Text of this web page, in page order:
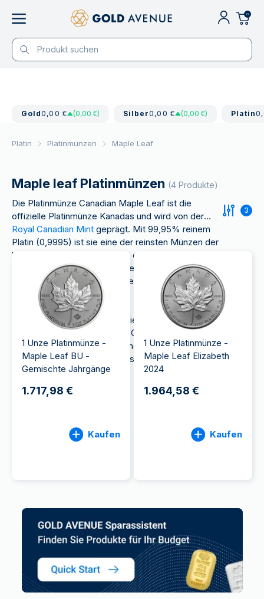
0
Gold0,00 € (0,00 €) Silber0,00 € (0,00 €) Platin
Platin Platinmünzen Maple Leaf
Maple leaf Platinmünzen (4 Produkte)
Die Platinmünze Canadian Maple Leaf ist die
offizielle Platinmünze Kanadas und wird von der
Royal Canadian Mint geprägt. Mit 99,95% reinem
Platin (0,9995) ist sie eine der reinsten Münzen der
Welt. Bis 2009 wurden neben der Ein-Unzen-
Platinmünze auch Kleinauflagen produziert.
Letztere ist die einzige, die heute noch produziert
Auf unserer Website finden Sie nur die1-Unzen-
Platinmünze Maple Leaf (31,1 Gramm). 1/10 Unzen
Platinmünzen (3,11 Gramm) sind erhältlich, aber nicht
von der kanadischen Münzanstalt.
3
1 Unze Platinmünze -
Maple Leaf BU -
Gemischte Jahrgänge
1.717,98 €
Kaufen
1 Unze Platinmünze -
Maple Leaf Elizabeth
2024
1.964,58 €
Kaufen